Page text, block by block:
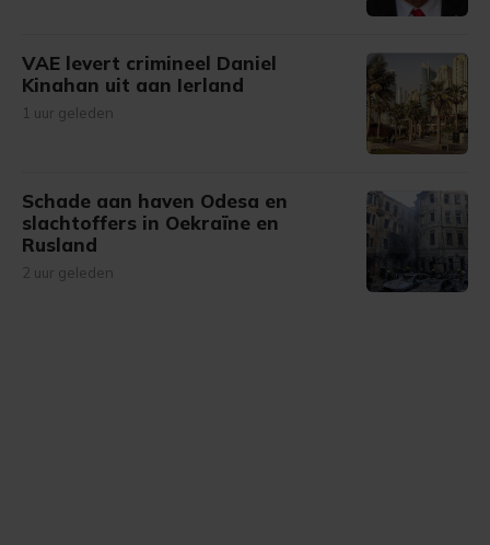
VAE levert crimineel Daniel
Kinahan uit aan Ierland
1 uur geleden
Schade aan haven Odesa en
slachtoffers in Oekraïne en
Rusland
2 uur geleden